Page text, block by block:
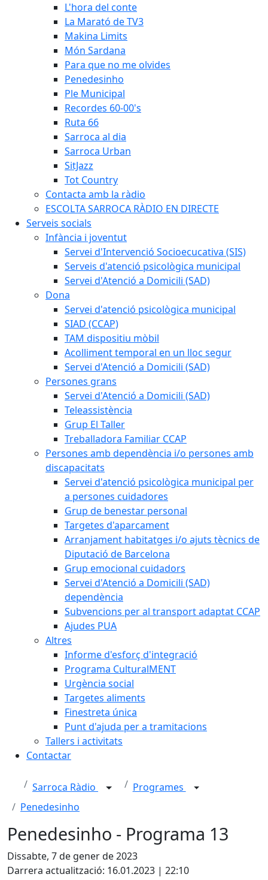
L'hora del conte
La Marató de TV3
Makina Limits
Món Sardana
Para que no me olvides
Penedesinho
Ple Municipal
Recordes 60-00's
Ruta 66
Sarroca al dia
Sarroca Urban
SitJazz
Tot Country
Contacta amb la ràdio
ESCOLTA SARROCA RÀDIO EN DIRECTE
Serveis socials
Infància i joventut
Servei d'Intervenció Socioecucativa (SIS)
Serveis d'atenció psicològica municipal
Servei d'Atenció a Domicili (SAD)
Dona
Servei d'atenció psicològica municipal
SIAD (CCAP)
TAM dispositiu mòbil
Acolliment temporal en un lloc segur
Servei d'Atenció a Domicili (SAD)
Persones grans
Servei d'Atenció a Domicili (SAD)
Teleassistència
Grup El Taller
Treballadora Familiar CCAP
Persones amb dependència i/o persones amb
discapacitats
Servei d'atenció psicològica municipal per
a persones cuidadores
Grup de benestar personal
Targetes d'aparcament
Arranjament habitatges i/o ajuts tècnics de
Diputació de Barcelona
Grup emocional cuidadors
Servei d'Atenció a Domicili (SAD)
dependència
Subvencions per al transport adaptat CCAP
Ajudes PUA
Altres
Informe d'esforç d'integració
Programa CulturalMENT
Urgència social
Targetes aliments
Finestreta única
Punt d'ajuda per a tramitacions
Tallers i activitats
Contactar
Sarroca Ràdio
Programes
Penedesinho
Penedesinho - Programa 13
Dissabte, 7 de gener de 2023
Darrera actualització: 16.01.2023 | 22:10